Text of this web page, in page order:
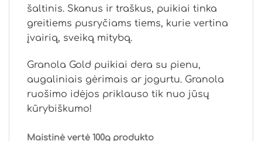
šaltinis. Skanus ir traškus, puikiai tinka
greitiems pusryčiams tiems, kurie vertina
įvairią, sveiką mitybą.
Granola Gold puikiai dera su pienu,
augaliniais gėrimais ar jogurtu. Granola
ruošimo idėjos priklauso tik nuo jūsų
kūrybiškumo!
Maistinė vertė 100g produkto